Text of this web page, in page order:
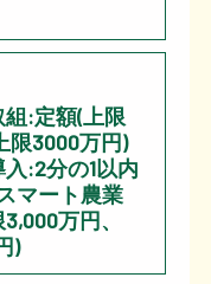
:定額(上限
限3000万円)
:2分の1以内
マート農業
万円、
)